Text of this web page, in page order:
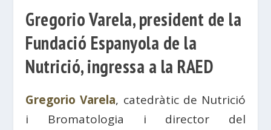
Gregorio Varela, president de la
Fundació Espanyola de la
Nutrició, ingressa a la RAED
Gregorio Varela, catedràtic de Nutrició
i Bromatologia i director del